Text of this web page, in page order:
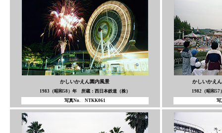
かしいかえん園内風景
1983（昭和58）年 所蔵：西日本鉄道（株）
写真No. NTKK061
かしいかえ
1982（昭和